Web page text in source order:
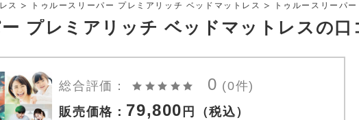
ス トゥルースリーパー プレミアリッチ ベッドマットレス トゥルースリーパ
ー プレミアリッチ ベッドマットレスの口
総合評価： 0 (0件)
販売価格： 79,800 円 （税込）